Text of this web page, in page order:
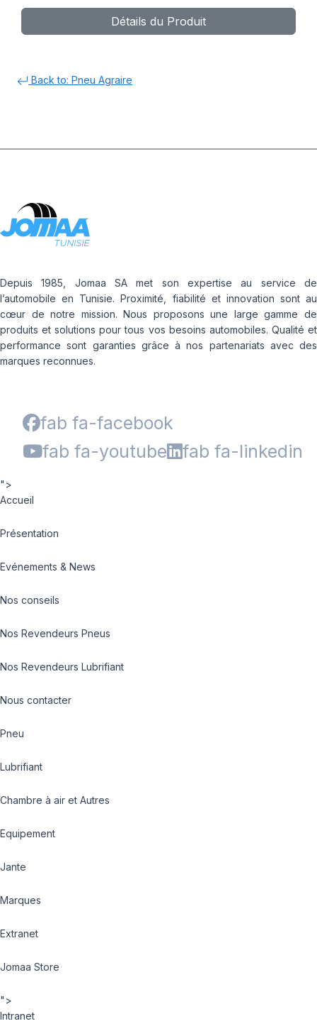
Détails du Produit
Back to: Pneu Agraire
Depuis 1985, Jomaa SA met son expertise au service de
l’automobile en Tunisie. Proximité, fiabilité et innovation sont au
cœur de notre mission. Nous proposons une large gamme de
produits et solutions pour tous vos besoins automobiles. Qualité et
performance sont garanties grâce à nos partenariats avec des
marques reconnues.
fab fa-facebook
fab fa-youtube
fab fa-linkedin
">
Accueil
Présentation
Evénements & News
Nos conseils
Nos Revendeurs Pneus
Nos Revendeurs Lubrifiant
Nous contacter
Pneu
Lubrifiant
Chambre à air et Autres
Equipement
Jante
Marques
Extranet
Jomaa Store
">
Intranet